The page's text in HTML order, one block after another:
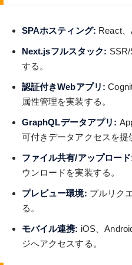
SPAホスティング: React
Next.jsフルスタック:
する。
認証付きWebアプリ:
属性管理を実装する。
GraphQLデータアプリ:
可付きデータアクセスを提
ファイル共有/アップロー
ウンロードを実装する。
プレビュー環境: プルリク
る。
モバイル連携: iOS、
ジへアクセスする。